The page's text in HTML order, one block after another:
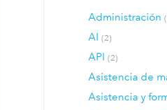
Administración
AI(2)
API(2)
Asistencia de
Asistencia y